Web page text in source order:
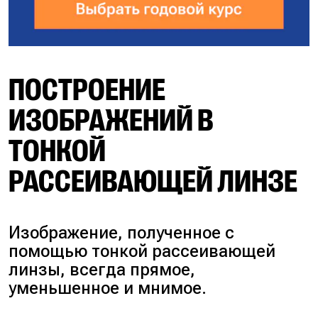
ПОСТРОЕНИЕ
ИЗОБРАЖЕНИЙ В
ТОНКОЙ
РАССЕИВАЮЩЕЙ ЛИНЗЕ
Изображение, полученное с
помощью тонкой рассеивающей
линзы, всегда прямое,
уменьшенное и мнимое.